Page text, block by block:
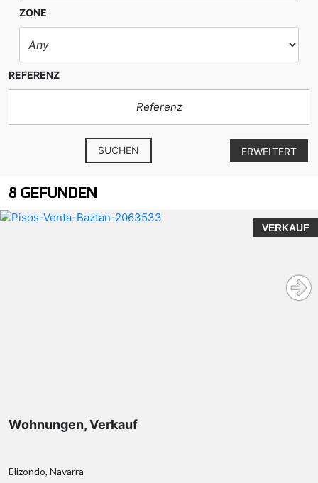
ZONE
REFERENZ
ERWEITERT
SUCHEN
8 GEFUNDEN
VERKAUF
Wohnungen, Verkauf
Elizondo, Navarra